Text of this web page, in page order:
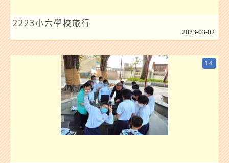
2223小六學校旅行
2023-03-02
14